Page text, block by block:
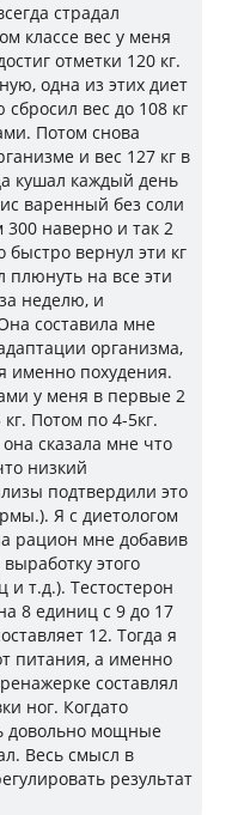
страдал
классе вес у меня
отметки 120 кг.
одна из этих диет
вес до 108 кг
Потом снова
и вес 127 кг в
кушал каждый день
варенный без соли
300 наверно и так 2
быстро вернул эти кг
плюнуть на все эти
неделю, и
составила мне
организма,
именно похудения.
у меня в первые 2
Потом по 4-5кг.
сказала мне что
низкий
подтвердили это
Я с диетологом
рацион мне добавив
этого
и т.д.). Тестостерон
8 единиц с 9 до 17
12. Тогда я
питания, а именно
составлял
ног. Когдато
довольно мощные
Весь смысл в
результат